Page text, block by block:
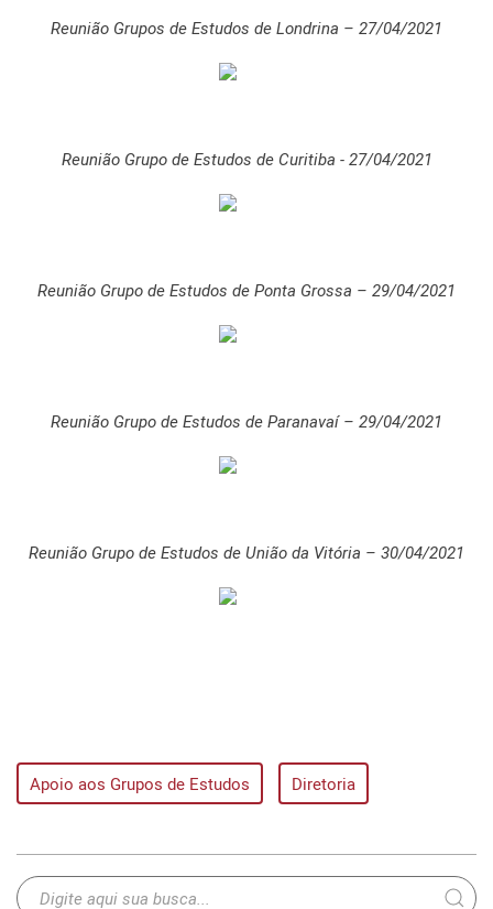
Reunião Grupos de Estudos de Londrina – 27/04/2021
Reunião Grupo de Estudos de Curitiba - 27/04/2021
Reunião Grupo de Estudos de Ponta Grossa – 29/04/2021
Reunião Grupo de Estudos de Paranavaí – 29/04/2021
Reunião Grupo de Estudos de União da Vitória – 30/04/2021
Apoio aos Grupos de Estudos Diretoria